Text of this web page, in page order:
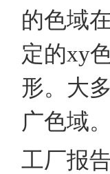
的色域
定的xy
形。大
广色域。
工厂报